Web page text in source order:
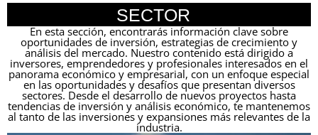
SECTOR
En esta sección, encontrarás información clave sobre
oportunidades de inversión, estrategias de crecimiento y
análisis del mercado. Nuestro contenido está dirigido a
inversores, emprendedores y profesionales interesados en el
panorama económico y empresarial, con un enfoque especial
en las oportunidades y desafíos que presentan diversos
sectores. Desde el desarrollo de nuevos proyectos hasta
tendencias de inversión y análisis económico, te mantenemos
al tanto de las inversiones y expansiones más relevantes de la
industria.